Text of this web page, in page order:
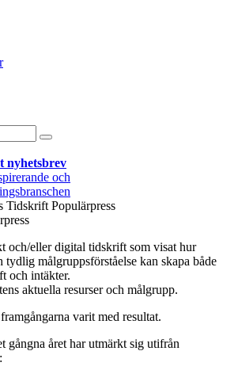
nyhetsbrev
och
Tidskrift Populärpress
och/eller digital tidskrift som visat hur
målgruppsförståelse kan skapa både
och intäkter.
aktuella resurser och målgrupp.
varit med resultat.
gångna året har utmärkt sig utifrån